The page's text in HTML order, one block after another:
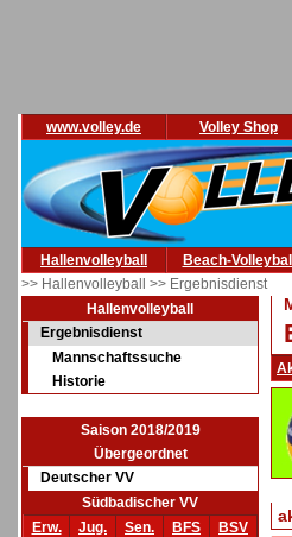
www.volley.de Volley Shop
Hallenvolleyball Beach-Volleyball
>> Hallenvolleyball >> Ergebnisdienst
Hallenvolleyball
Ergebnisdienst
Mannschaftssuche
Historie
Saison 2018/2019
Übergeordnet
Deutscher VV
Südbadischer VV
Erw.
Jug. Sen. BFS
BSV